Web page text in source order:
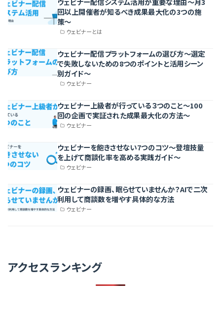
ウェビナーとは
回以上開催者が知るべき成果最大化の3つの施
策〜
ウェビナー
ウェビナー配信プラットフォームの選び方〜選定
で失敗しないための8つのポイントと活用シーン
別ガイド〜
ウェビナー
ウェビナー上級者が行っている３つのこと〜100
回の企画で実証された成果最大化の方法〜
ウェビナー
ウェビナーを飽きさせない7つのコツ〜登壇技量
を上げて商談化率を高める実践ガイド〜
ウェビナー
ウェビナーの録画、眠らせていませんか？AIで二次
利用して商談数を増やす具体的な方法
アクセスランキング